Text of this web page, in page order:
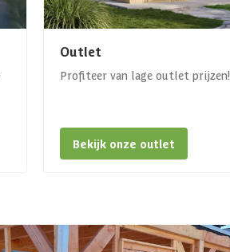
Outlet
Profiteer van lage outlet prijzen!
Bekijk onze outlet